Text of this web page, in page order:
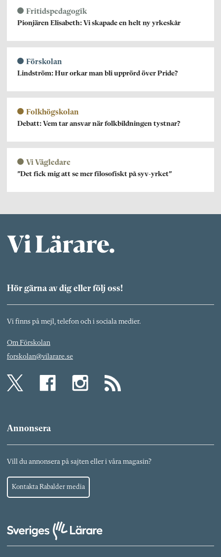
Fritidspedagogik
Pionjären Elisabeth: Vi skapade en helt ny yrkeskår
Förskolan
Lindström: Hur orkar man bli upprörd över Pride?
Folkhögskolan
Debatt: Vem tar ansvar när folkbildningen tystnar?
Vi Vägledare
”Det fick mig att se mer filosofiskt på syv-yrket”
Hör gärna av dig eller följ oss!
Vi finns på mejl, telefon och i sociala medier.
Om Förskolan
forskolan@vilarare.se
Annonsera
Vill du annonsera på sajten eller i våra magasin?
Kontakta Rabalder media